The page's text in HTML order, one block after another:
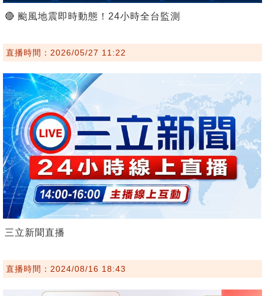
🔴 颱風地震即時動態！24小時全台監測
直播時間：2026/05/27 11:22
三立新聞直播
直播時間：2024/08/16 18:43